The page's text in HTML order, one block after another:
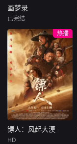
画梦录
林柏叡
民国的上海滩，身
怀绝技的孤女画师
许雁真，意外与身
陷危局的融汇银行
总账姜心羽产生交
集。姜心羽遭人陷
害，只得与许雁真
结盟，彼时银行欲
将国宝名画低价卖
给外国人，许雁真
画梦录
已完结
热播
镖人：风起大漠
镖人：风起大漠
HD